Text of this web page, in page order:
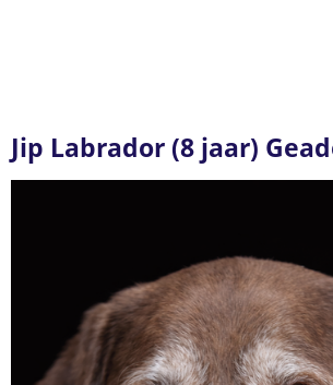
Jip Labrador (8 jaar)